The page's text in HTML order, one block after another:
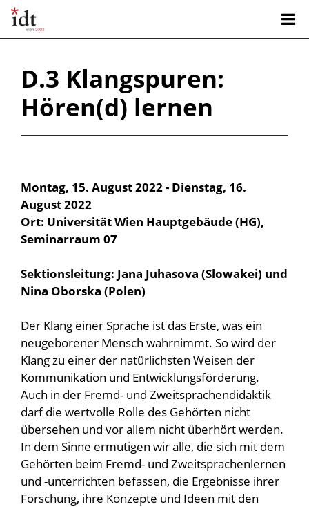
D.3 Klangspuren:
Hören(d) lernen
Montag, 15. August 2022 - Dienstag, 16.
August 2022
Ort: Universität Wien Hauptgebäude (HG),
Seminarraum 07
Sektionsleitung: Jana Juhasova (Slowakei) und
Nina Oborska (Polen)
Der Klang einer Sprache ist das Erste, was ein
neugeborener Mensch wahrnimmt. So wird der
Klang zu einer der natürlichsten Weisen der
Kommunikation und Entwicklungsförderung.
Auch in der Fremd- und Zweitsprachendidaktik
darf die wertvolle Rolle des Gehörten nicht
übersehen und vor allem nicht überhört werden.
In dem Sinne ermutigen wir alle, die sich mit dem
Gehörten beim Fremd- und Zweitsprachenlernen
und -unterrichten befassen, die Ergebnisse ihrer
Forschung, ihre Konzepte und Ideen mit den